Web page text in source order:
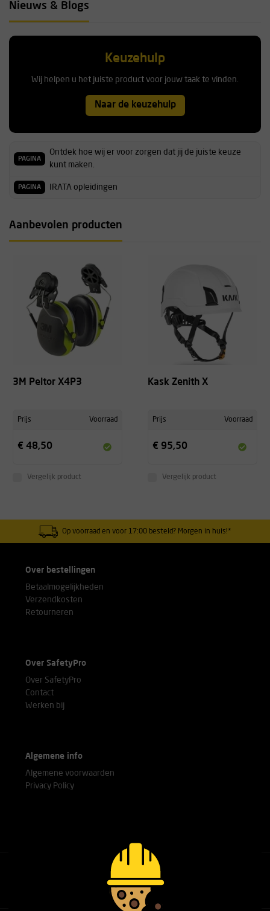
Nieuws & Blogs
Keuzehulp
Wij helpen u het juiste product voor jouw taak te vinden.
Naar de keuzehulp
PAGINA
Ontdek hoe wij er voor zorgen dat jij de juiste keuze
kunt maken.
PAGINA IRATA opleidingen
Aanbevolen producten
3M Peltor X4P3
Prijs Voorraad
€ 48,50
Vergelijk product
Kask Zenith X
Prijs Voorraad
€ 95,50
Vergelijk product
Op voorraad en voor 17:00 besteld? Morgen in huis!*
Over bestellingen
Betaalmogelijkheden
Verzendkosten
Retourneren
Over SafetyPro
Over SafetyPro
Contact
Werken bij
Algemene info
Algemene voorwaarden
Privacy Policy
Bel met onze experts
+31(0)76 751 25 18